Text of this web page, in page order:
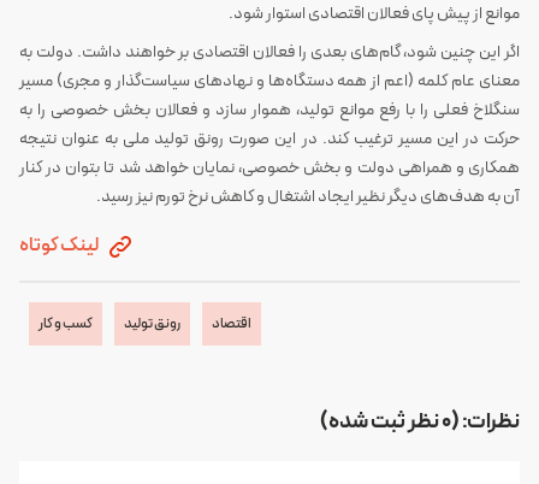
موانع از پیش پای فعالان اقتصادی استوار شود.
اگر این چنین شود، گام‌های بعدی را فعالان اقتصادی بر خواهند داشت. دولت به
معنای عام کلمه (اعم از همه دستگاه‌ها و نهادهای سیاست‌گذار و مجری) مسیر
سنگلاخ فعلی را با رفع موانع تولید، هموار سازد و فعالان بخش خصوصی را به
حرکت در این مسیر ترغیب کند. در این صورت رونق تولید ملی به عنوان نتیجه
همکاری و همراهی دولت و بخش خصوصی، نمایان خواهد شد تا بتوان در کنار
آن به هدف‌های دیگر نظیر ایجاد اشتغال و کاهش نرخ تورم نیز رسید.
لینک کوتاه
اقتصاد رونق تولید کسب و کار
نظرات: (0 نظر ثبت شده)